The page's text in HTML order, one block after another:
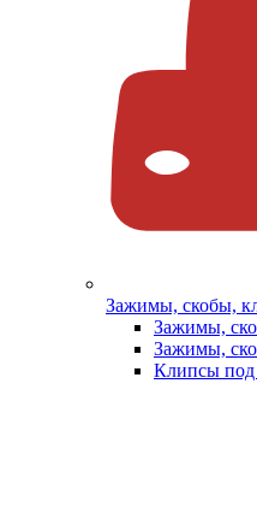
Зажимы, скобы,
Зажимы,
Зажимы,
Клипсы под